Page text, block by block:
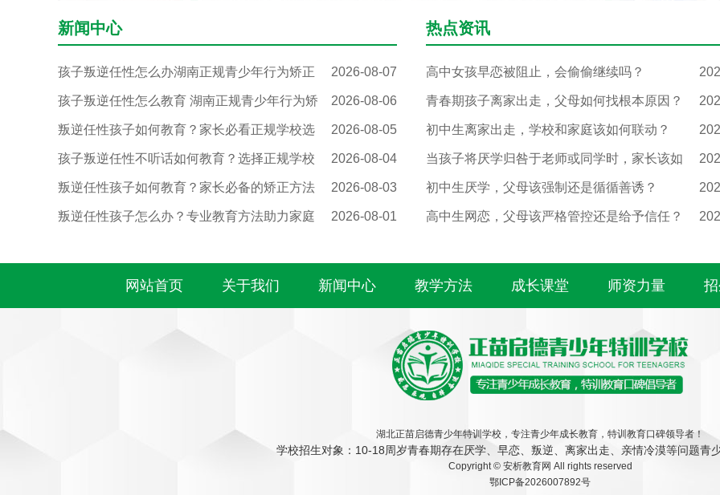
新闻中心
孩子叛逆任性怎么办湖南正规青少年行为矫正 2026-08-07
孩子叛逆任性怎么教育 湖南正规青少年行为矫 2026-08-06
叛逆任性孩子如何教育？家长必看正规学校选 2026-08-05
孩子叛逆任性不听话如何教育？选择正规学校 2026-08-04
叛逆任性孩子如何教育？家长必备的矫正方法 2026-08-03
叛逆任性孩子怎么办？专业教育方法助力家庭 2026-08-01
热点资讯
高中女孩早恋被阻止，会偷偷继续吗？
青春期孩子离家出走，父母如何找根本原因？
初中生离家出走，学校和家庭该如何联动？
当孩子将厌学归咎于老师或同学时，家长该如
初中生厌学，父母该强制还是循循善诱？
高中生网恋，父母该严格管控还是给予信任？
网站首页 关于我们 新闻中心 教学方法 成长课堂 师资力量
湖北正苗启德青少年特训学校，专注青少年成长教育，特训教育口碑领导者！
学校招生对象：10-18周岁青春期存在厌学、早恋、叛逆、离家出走、亲情冷漠等问题青
Copyright © 安析教育网 All rights reserved
鄂ICP备2026007892号